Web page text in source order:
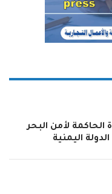
لأمن البحر
اليمنية